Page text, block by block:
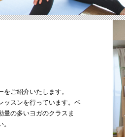
ご紹介いたします。
ッスンを行っています。ベ
量の多いヨガのクラスま